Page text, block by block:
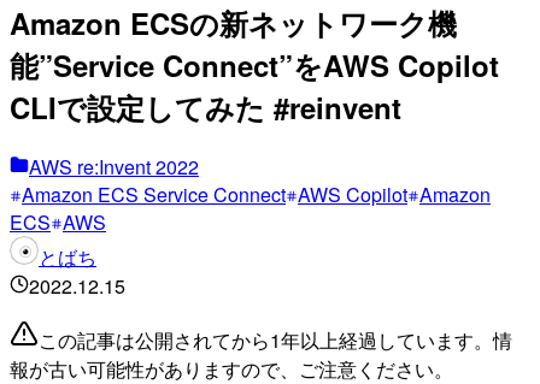
Amazon ECSの新ネットワーク機
能”Service Connect”をAWS Copilot
CLIで設定してみた #reinvent
AWS re:Invent 2022
Amazon ECS Service Connect AWS Copilot Amazon
ECS AWS
とばち
2022.12.15
この記事は公開されてから1年以上経過しています。情
報が古い可能性がありますので、ご注意ください。